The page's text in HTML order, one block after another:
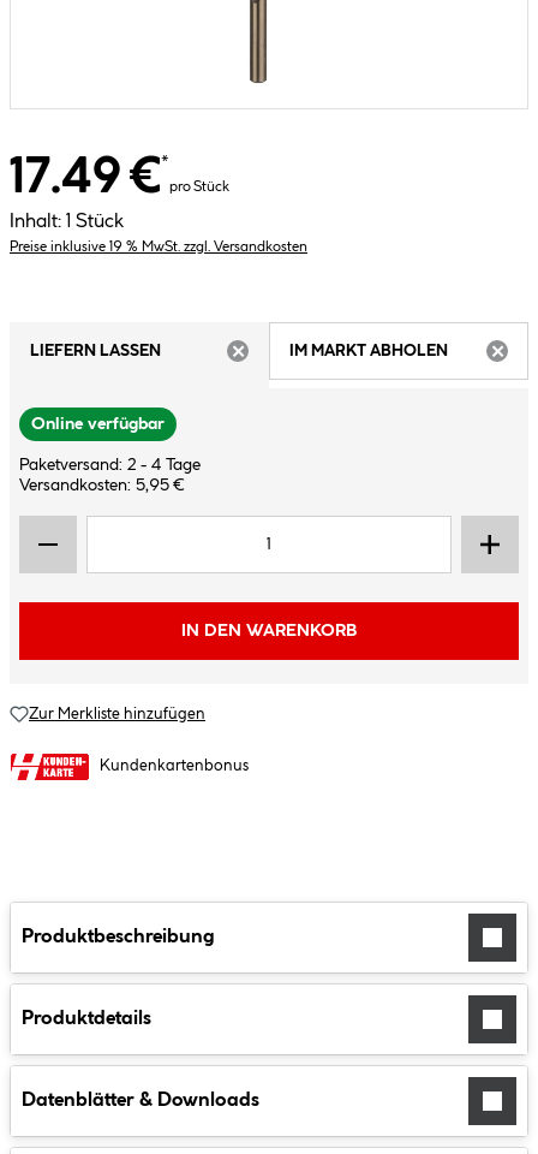
17.49 €*
pro Stück
Inhalt: 1 Stück
Preise inklusive 19 % MwSt. zzgl. Versandkosten
LIEFERN LASSEN
IM MARKT ABHOLEN
Online verfügbar
Paketversand: 2 - 4 Tage
Versandkosten: 5,95 €
IN DEN WARENKORB
Zur Merkliste hinzufügen
Kundenkartenbonus
Produktbeschreibung
Produktdetails
Datenblätter & Downloads